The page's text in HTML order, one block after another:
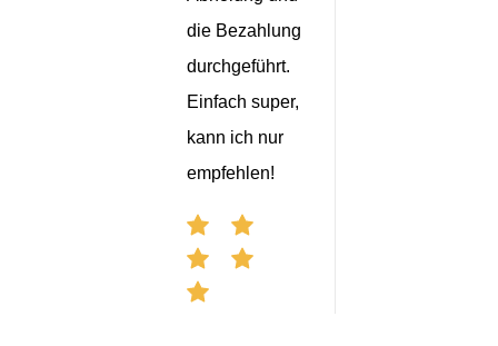
die Bezahlung
durchgeführt.
Einfach super,
kann ich nur
empfehlen!